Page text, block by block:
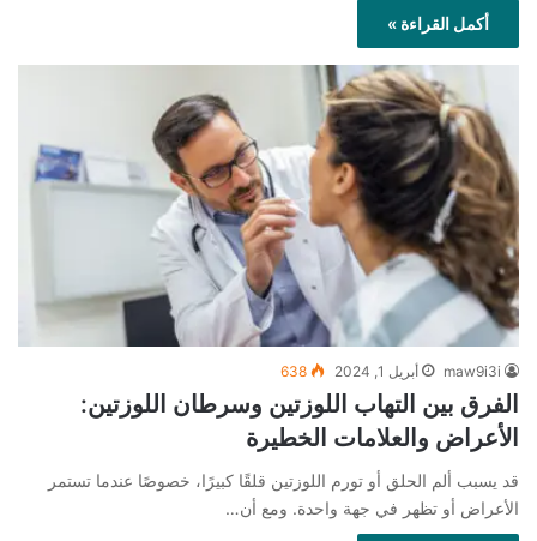
أكمل القراءة »
maw9i3i أبريل 1, 2024 638
الفرق بين التهاب اللوزتين وسرطان اللوزتين:
الأعراض والعلامات الخطيرة
قد يسبب ألم الحلق أو تورم اللوزتين قلقًا كبيرًا، خصوصًا عندما تستمر
الأعراض أو تظهر في جهة واحدة. ومع أن…